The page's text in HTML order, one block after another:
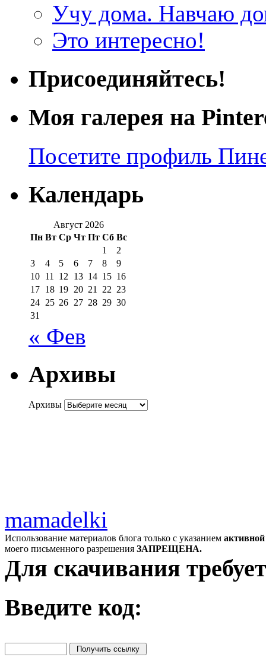
Учу дома. Навчаю
Это интересно!
Присоединяйтесь!
Моя галерея на
Посетите профиль
Календарь
Август 2026
Пн Вт Ср Чт Пт Сб Вс
1
2
3
4 5 6 7 8
9
10 11 12 13 14 15 16
17 18 19 20 21 22 23
24 25 26 27 28 29 30
31
« Фев
Архивы
Архивы
mamadelki
Использование материалов блога только с указанием
моего письменного разрешения ЗАПРЕЩЕНА.
Для скачивания
Введите код: